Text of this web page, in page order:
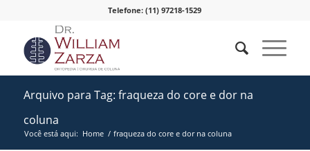
Telefone: (11) 97218-1529
Arquivo para Tag: fraqueza do core e dor na
coluna
Você está aqui: Home / fraqueza do core e dor na coluna